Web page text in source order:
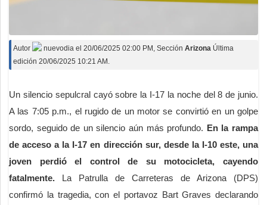
Autor nuevodia el 20/06/2025 02:00 PM , Sección Arizona Última
edición 20/06/2025 10:21 AM.
Un silencio sepulcral cayó sobre la I-17 la noche del 8 de junio.
A las 7:05 p.m., el rugido de un motor se convirtió en un golpe
sordo, seguido de un silencio aún más profundo. En la rampa
de acceso a la I-17 en dirección sur, desde la I-10 este, una
joven perdió el control de su motocicleta, cayendo
fatalmente. La Patrulla de Carreteras de Arizona (DPS)
confirmó la tragedia, con el portavoz Bart Graves declarando